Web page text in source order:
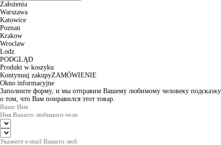
Założenia
Warszawa
Katowice
Poznan
Krakow
Wroclaw
Lodz
PODGLĄD
Produkt w koszyku
Kontynuuj zakupyZAMÓWIENIE
Okno informacyjne
Заполните форму, и мы отправим Вашему любимому человеку подсказку
о том, что Вам понравился этот товар.